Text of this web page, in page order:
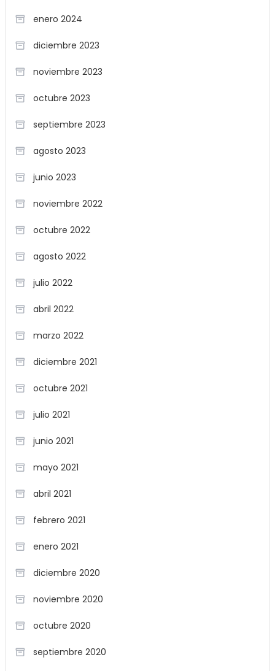
enero 2024
diciembre 2023
noviembre 2023
octubre 2023
septiembre 2023
agosto 2023
junio 2023
noviembre 2022
octubre 2022
agosto 2022
julio 2022
abril 2022
marzo 2022
diciembre 2021
octubre 2021
julio 2021
junio 2021
mayo 2021
abril 2021
febrero 2021
enero 2021
diciembre 2020
noviembre 2020
octubre 2020
septiembre 2020